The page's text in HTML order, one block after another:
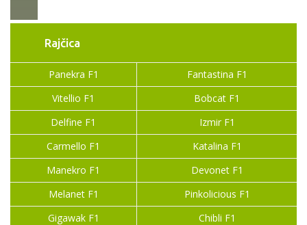
Rajčica
Panekra F1
Fantastina F1
Vitellio F1
Bobcat F1
Delfine F1
Izmir F1
Carmello F1
Katalina F1
Manekro F1
Devonet F1
Melanet F1
Pinkolicious F1
Gigawak F1
Chibli F1